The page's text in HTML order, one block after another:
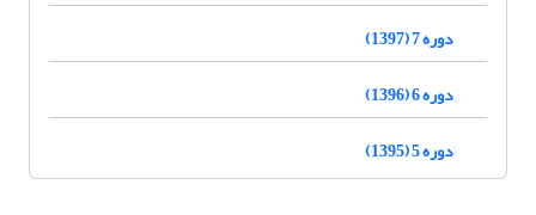
دوره 7 (1397)
دوره 6 (1396)
دوره 5 (1395)